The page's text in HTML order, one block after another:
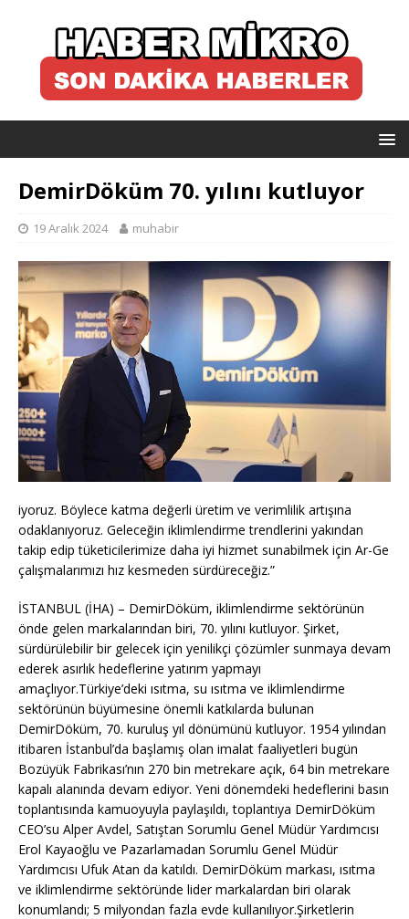
DemirDöküm 70. yılını kutluyor
19 Aralık 2024 muhabir
iyoruz. Böylece katma değerli üretim ve verimlilik artışına
odaklanıyoruz. Geleceğin iklimlendirme trendlerini yakından
takip edip tüketicilerimize daha iyi hizmet sunabilmek için Ar-Ge
çalışmalarımızı hız kesmeden sürdüreceğiz.”
İSTANBUL (İHA) – DemirDöküm, iklimlendirme sektörünün
önde gelen markalarından biri, 70. yılını kutluyor. Şirket,
sürdürülebilir bir gelecek için yenilikçi çözümler sunmaya devam
ederek asırlık hedeflerine yatırım yapmayı
amaçlıyor.Türkiye’deki ısıtma, su ısıtma ve iklimlendirme
sektörünün büyümesine önemli katkılarda bulunan
DemirDöküm, 70. kuruluş yıl dönümünü kutluyor. 1954 yılından
itibaren İstanbul’da başlamış olan imalat faaliyetleri bugün
Bozüyük Fabrikası’nın 270 bin metrekare açık, 64 bin metrekare
kapalı alanında devam ediyor. Yeni dönemdeki hedeflerini basın
toplantısında kamuoyuyla paylaşıldı, toplantıya DemirDöküm
CEO’su Alper Avdel, Satıştan Sorumlu Genel Müdür Yardımcısı
Erol Kayaoğlu ve Pazarlamadan Sorumlu Genel Müdür
Yardımcısı Ufuk Atan da katıldı. DemirDöküm markası, ısıtma
ve iklimlendirme sektöründe lider markalardan biri olarak
konumlandı; 5 milyondan fazla evde kullanılıyor.Şirketlerin